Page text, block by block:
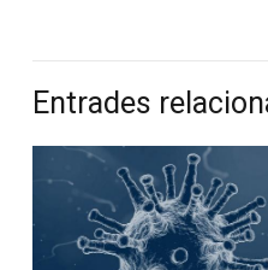
Entrades